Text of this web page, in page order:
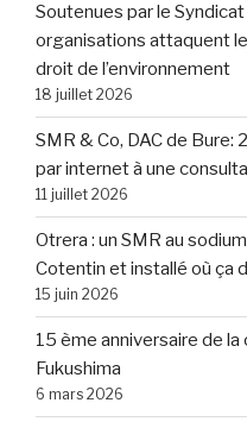
Soutenues par le
organisations attaquent
droit de l’environnement
18 juillet 2026
SMR & Co, DAC de
par internet à une
11 juillet 2026
Otrera : un SMR au
Cotentin et installé où ça
15 juin 2026
15 ème anniversaire de
Fukushima
6 mars 2026